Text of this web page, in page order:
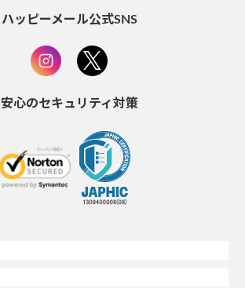
ハッピーメール公式SNS
安心のセキュリティ対策